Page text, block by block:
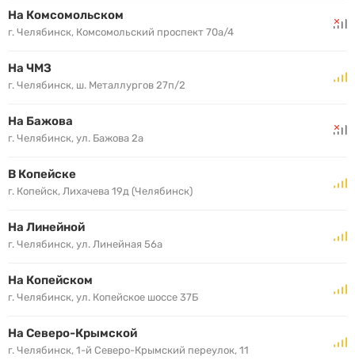
На Комсомольском
г. Челябинск, Комсомольский проспект 70а/4
На ЧМЗ
г. Челябинск, ш. Металлургов 27п/2
На Бажова
г. Челябинск, ул. Бажова 2а
В Копейске
г. Копейск, Лихачева 19д (Челябинск)
На Линейной
г. Челябинск, ул. Линейная 56а
На Копейском
г. Челябинск, ул. Копейское шоссе 37Б
На Северо-Крымской
г. Челябинск, 1-й Северо-Крымский переулок, 11